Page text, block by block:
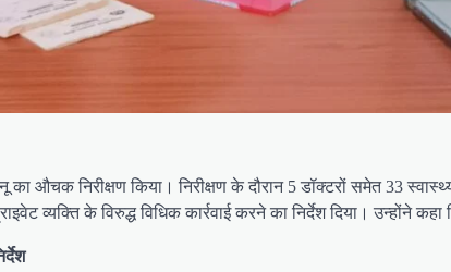
का औचक निरीक्षण किया। निरीक्षण के दौरान 5 डॉक्टरों समेत 33
व्यक्ति के विरुद्ध विधिक कार्रवाई करने का निर्देश दिया। उन्होंने कहा